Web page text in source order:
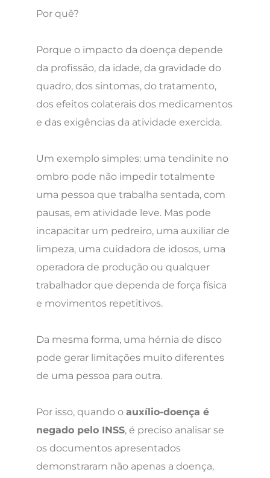
Por quê?
Porque o impacto da doença depende
da profissão, da idade, da gravidade do
quadro, dos sintomas, do tratamento,
dos efeitos colaterais dos medicamentos
e das exigências da atividade exercida.
Um exemplo simples: uma tendinite no
ombro pode não impedir totalmente
uma pessoa que trabalha sentada, com
pausas, em atividade leve. Mas pode
incapacitar um pedreiro, uma auxiliar de
limpeza, uma cuidadora de idosos, uma
operadora de produção ou qualquer
trabalhador que dependa de força física
e movimentos repetitivos.
Da mesma forma, uma hérnia de disco
pode gerar limitações muito diferentes
de uma pessoa para outra.
Por isso, quando o auxílio-doença é
negado pelo INSS, é preciso analisar se
os documentos apresentados
demonstraram não apenas a doença,